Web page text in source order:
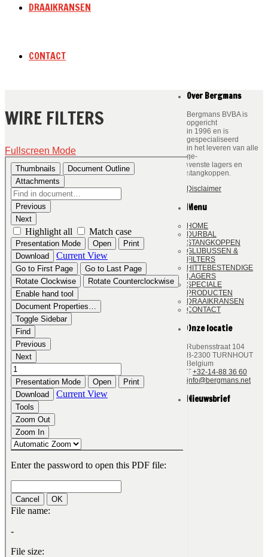
DRAAIKRANSEN
CONTACT
WIRE FILTERS
Fullscreen Mode
Over Bergmans
Bergmans BVBA is
opgericht
in 1996 en is
gespecialiseerd
in het leveren van alle
ge-
wenste lagers en
stangkoppen.
Disclaimer
Menu
HOME
DURBAL
STANGKOPPEN
GLIJBUSSEN &
FILTERS
HITTEBESTENDIGE
LAGERS
SPECIALE
PRODUCTEN
DRAAIKRANSEN
CONTACT
Onze locatie
Rubensstraat 104
B-2300 TURNHOUT
Belgium
T +32-14-88 36 60
info@bergmans.net
Nieuwsbrief